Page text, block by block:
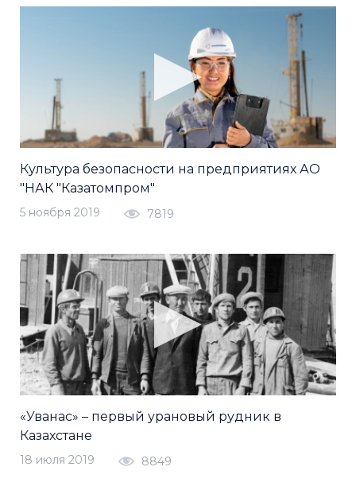
Культура безопасности на предприятиях АО
"НАК "Казатомпром"
5 ноября 2019 7819
«Уванас» – первый урановый рудник в
Казахстане
18 июля 2019 8849